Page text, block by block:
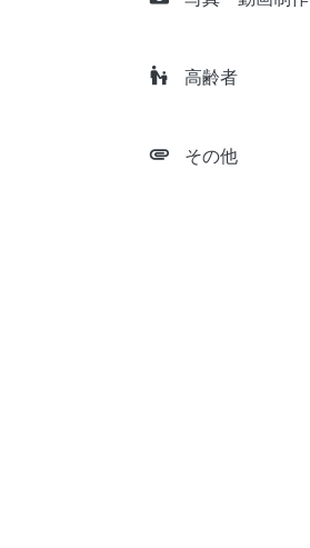
escalator_warning 高齢者
attachment その他